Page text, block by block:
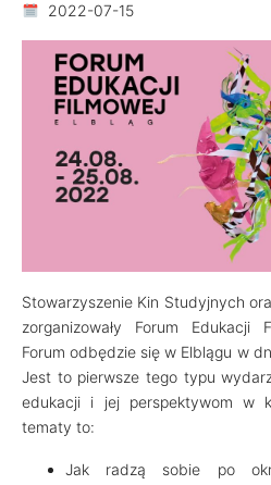
2022-07-15
Stowarzyszenie Kin Studyjnych
zorganizowały Forum Edukacji
Forum odbędzie się w Elblągu w
Jest to pierwsze tego typu
edukacji i jej perspektywom w
tematy to:
Jak radzą sobie po